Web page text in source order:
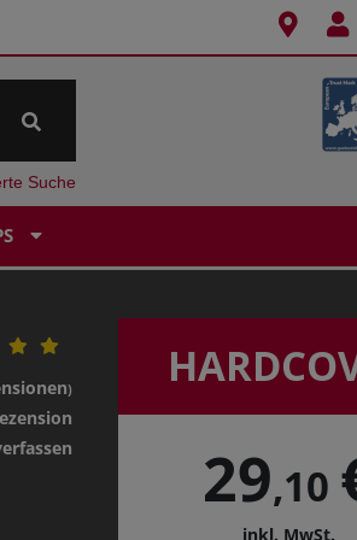
Suche
)
29,10
inkl. MwSt.